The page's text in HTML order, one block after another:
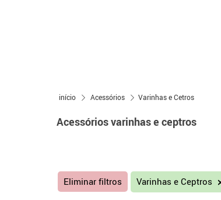
início Acessórios Varinhas e Cetros
Acessórios varinhas e ceptros
Eliminar filtros Varinhas e Ceptros